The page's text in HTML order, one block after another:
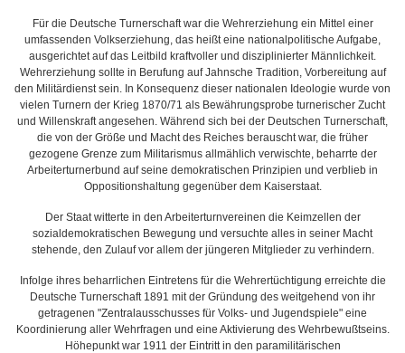
Für die Deutsche Turnerschaft war die Wehrerziehung ein Mittel einer
umfassenden Volkserziehung, das heißt eine nationalpolitische Aufgabe,
ausgerichtet auf das Leitbild kraftvoller und disziplinierter Männlichkeit.
Wehrerziehung sollte in Berufung auf Jahnsche Tradition, Vorbereitung auf
den Militärdienst sein. In Konsequenz dieser nationalen Ideologie wurde von
vielen Turnern der Krieg 1870/71 als Bewährungsprobe turnerischer Zucht
und Willenskraft angesehen. Während sich bei der Deutschen Turnerschaft,
die von der Größe und Macht des Reiches berauscht war, die früher
gezogene Grenze zum Militarismus allmählich verwischte, beharrte der
Arbeiterturnerbund auf seine demokratischen Prinzipien und verblieb in
Oppositionshaltung gegenüber dem Kaiserstaat.
Der Staat witterte in den Arbeiterturnvereinen die Keimzellen der
sozialdemokratischen Bewegung und versuchte alles in seiner Macht
stehende, den Zulauf vor allem der jüngeren Mitglieder zu verhindern.
Infolge ihres beharrlichen Eintretens für die Wehrertüchtigung erreichte die
Deutsche Turnerschaft 1891 mit der Gründung des weitgehend von ihr
getragenen "Zentralausschusses für Volks- und Jugendspiele" eine
Koordinierung aller Wehrfragen und eine Aktivierung des Wehrbewußtseins.
Höhepunkt war 1911 der Eintritt in den paramilitärischen